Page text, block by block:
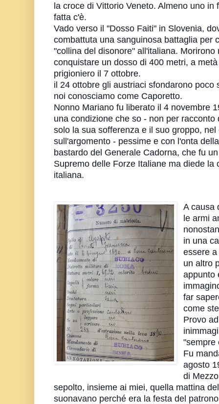
la croce di Vittorio Veneto. Almeno uno in
fatta c'è.
Vado verso il "Dosso Faiti" in Slovenia,
combattuta una sanguinosa battaglia per
"collina del disonore" all'italiana. Morirono
conquistare un dosso di 400 metri, a
prigioniero il 7 ottobre.
il 24 ottobre gli austriaci sfondarono poco
noi conosciamo come Caporetto.
Nonno Mariano fu liberato il 4 novembre
una condizione che so - non per
solo la sua sofferenza e il suo groppo,
sull'argomento - pessime e con l'onta
bastardo del Generale Cadorna, che fu
Supremo delle Forze Italiane ma diede la
italiana.
A causa
le armi
in una
essere
un altro
appunto
far
come
Provo
"sempre
Fu
agosto
di
sepolto, insieme ai miei, quella mattina
suonavano perché era la festa del